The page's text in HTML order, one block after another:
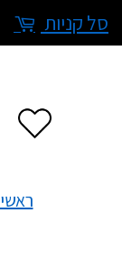
סל קניות
ראשי